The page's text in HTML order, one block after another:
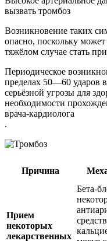
вызвать тромбоз
Возникновение таких
опасно, поскольку
тяжёлом случае стать
Периодическое
пределах 50—60 ударов
серьёзной угрозы для
необходимости
врача-кардиолога
.
Причина
Прием
некоторых
лекарственных
Бета-